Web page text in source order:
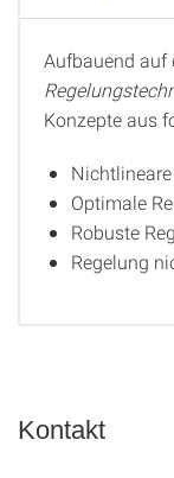
Aufbauend auf
Konzepte aus
Optimale
Robuste
Regelung
Kontakt